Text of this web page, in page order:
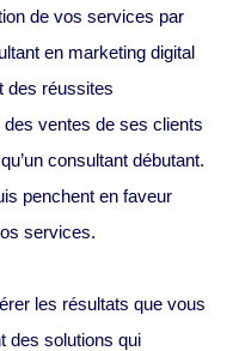
de vos services par
en marketing digital
des réussites
des ventes de ses clients
consultant débutant.
penchent en faveur
services.
les résultats que vous
des solutions qui